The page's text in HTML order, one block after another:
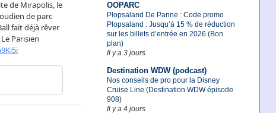
OOPARC
Plopsaland De Panne : Code promo
Plopsaland : Jusqu’à 15 % de réduction
sur les billets d’entrée en 2026 (Bon
plan)
Il y a 3 jours
Destination WDW (podcast)
Nos conseils de pro pour la Disney
Cruise Line (Destination WDW épisode
908)
Il y a 4 jours